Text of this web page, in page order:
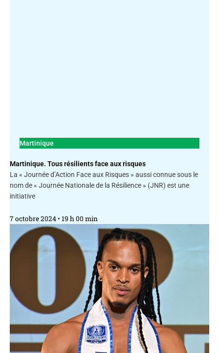
Martinique
Martinique. Tous résilients face aux risques
La « Journée d’Action Face aux Risques » aussi connue sous le
nom de « Journée Nationale de la Résilience » (JNR) est une
initiative
7 octobre 2024 19 h 00 min